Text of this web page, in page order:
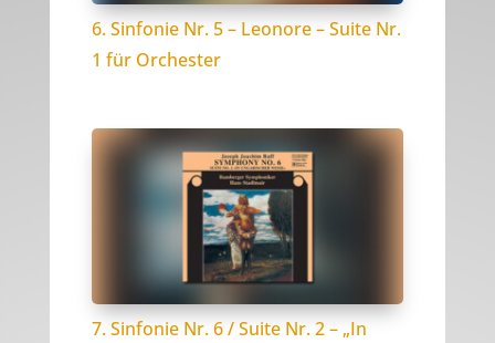
6. Sinfonie Nr. 5 – Leonore – Suite Nr.
1 für Orchester
7. Sinfonie Nr. 6 / Suite Nr. 2 – „In